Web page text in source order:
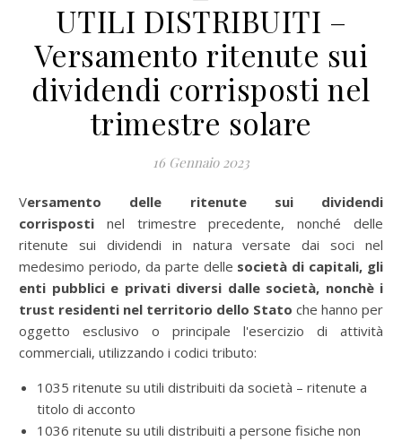
UTILI DISTRIBUITI –
Versamento ritenute sui
dividendi corrisposti nel
trimestre solare
16 Gennaio 2023
Versamento delle ritenute sui dividendi
corrisposti nel trimestre precedente, nonché delle
ritenute sui dividendi in natura versate dai soci nel
medesimo periodo, da parte delle società di capitali, gli
enti pubblici e privati diversi dalle società, nonchè i
trust residenti nel territorio dello Stato che hanno per
oggetto esclusivo o principale l'esercizio di attività
commerciali, utilizzando i codici tributo:
1035 ritenute su utili distribuiti da società – ritenute a
titolo di acconto
1036 ritenute su utili distribuiti a persone fisiche non